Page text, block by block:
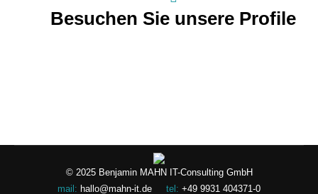
Besuchen Sie unsere Profile
© 2025 Benjamin MAHN IT-Consulting GmbH
mail: hallo@mahn-it.de tel: +49 9931 404371-0